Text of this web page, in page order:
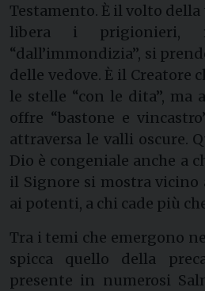
Testamento. È il volto della
libera i prigionieri,
“dall’immondizia”, si
delle vedove. È il Creatore
le stelle “con le dita”, ma
offre “bastone e
attraversa le valli oscure.
Dio è congeniale anche a
il Signore si mostra vicino
ai potenti, a chi cade più
Tra i temi che emergono
spicca quello della
presente in numerosi